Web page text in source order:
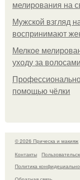
мелирования на
Мужской взгляд
воспринимают
Мелкое
уходу за волосами
помощью чёлки
© 2026 Прическа и макияж
Контакты
Политика